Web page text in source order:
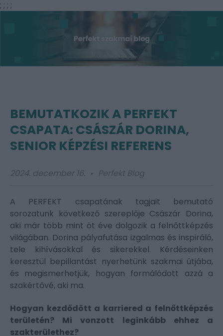
; ; ; ;
BEMUTATKOZIK A PERFEKT
CSAPATA: CSÁSZÁR DORINA,
SENIOR KÉPZÉSI REFERENS
2024. december 16. Perfekt Blog
A PERFEKT csapatának tagjait bemutató
sorozatunk következő szereplője Császár Dorina,
aki már több mint öt éve dolgozik a felnőttképzés
világában. Dorina pályafutása izgalmas és inspiráló,
tele kihívásokkal és sikerekkel. Kérdéseinken
keresztül bepillantást nyerhetünk szakmai útjába,
és megismerhetjük, hogyan formálódott azzá a
szakértővé, aki ma.
Hogyan kezdődött a karriered a felnőttképzés
területén? Mi vonzott leginkább ehhez a
szakterülethez?